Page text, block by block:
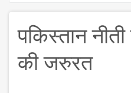
पकिस्तान
की जरुरत